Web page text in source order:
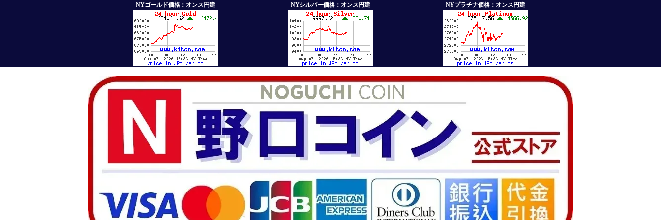
NYゴールド価格：オンス円建 NYシルバー価格：オンス円建 NYプラチナ価格：オンス円建